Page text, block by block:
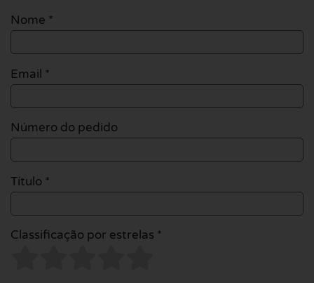
Nome *
Email *
Número do pedido
Título *
Classificação por estrelas *